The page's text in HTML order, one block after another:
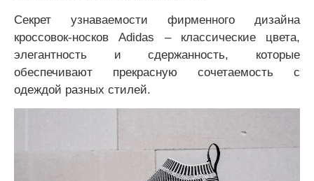
Секрет узнаваемости фирменного дизайна
кроссовок-носков Adidas – классические цвета,
элегантность и сдержанность, которые
обеспечивают прекрасную сочетаемость с
одеждой разных стилей.